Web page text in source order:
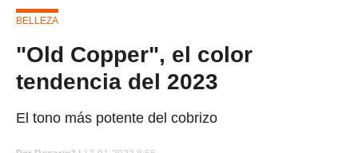
BELLEZA
"Old Copper", el color
tendencia del 2023
El tono más potente del cobrizo